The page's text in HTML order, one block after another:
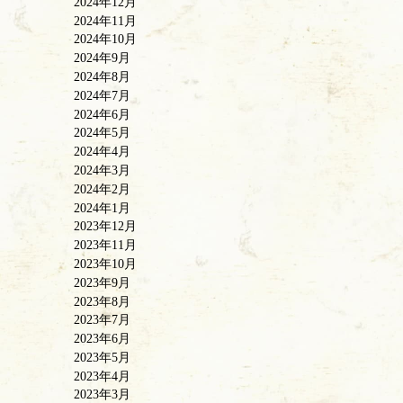
2024年11月
2024年10月
2024年9月
2024年8月
2024年7月
2024年6月
2024年5月
2024年4月
2024年3月
2024年2月
2024年1月
2023年12月
2023年11月
2023年10月
2023年9月
2023年8月
2023年7月
2023年6月
2023年5月
2023年4月
2023年3月